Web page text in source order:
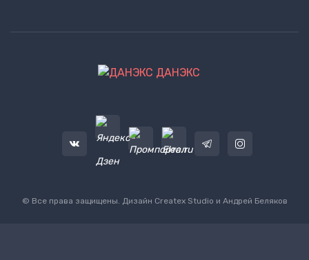
ДАНЭКС
© Все права защищены. Дизайн Createx Studio и Андрей Беляков